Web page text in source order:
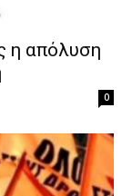
η απόλυση
0